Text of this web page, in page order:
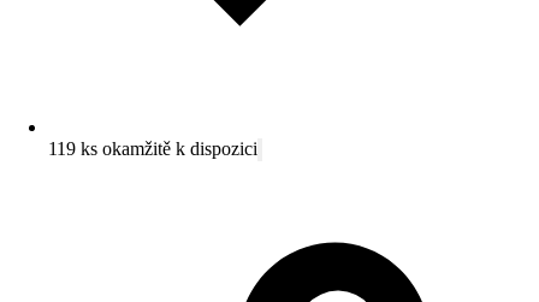
119 ks okamžitě k dispozici